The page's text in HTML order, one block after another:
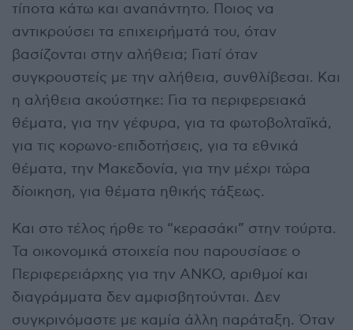
τίποτα κάτω και αναπάντητο. Ποιος να
αντικρούσει τα επιχειρήματά του, όταν
βασίζονται στην αλήθεια; Γιατί όταν
συγκρουστείς με την αλήθεια, συνθλίβεσαι. Και
η αλήθεια ακούστηκε: Για τα περιφερειακά
θέματα, για την γέφυρα, για τα φωτοβολταϊκά,
για τις κορωνο-επιδοτήσεις, για τα εθνικά
θέματα, την Μακεδονία, για την μέχρι τώρα
δίοικηση, για θέματα ηθικής τάξεως.
Και στο τέλος ήρθε το “κερασάκι” στην τούρτα.
Τα οικονομικά στοιχεία που παρουσίασε ο
Περιφερειάρχης για την ΑΝΚΟ, αριθμοί και
διαγράμματα δεν αμφισβητούνται. Δεν
συγκρινόμαστε με καμία άλλη παράταξη. Όταν